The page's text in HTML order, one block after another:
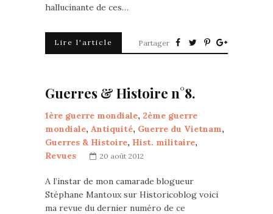
hallucinante de ces…
Lire l'article Partager
Guerres & Histoire n°8.
1ère guerre mondiale, 2ème guerre
mondiale, Antiquité, Guerre du Vietnam,
Guerres & Histoire, Hist. militaire,
Revues
20 août 2012
A l’instar de mon camarade blogueur
Stéphane Mantoux sur Historicoblog voici
ma revue du dernier numéro de ce